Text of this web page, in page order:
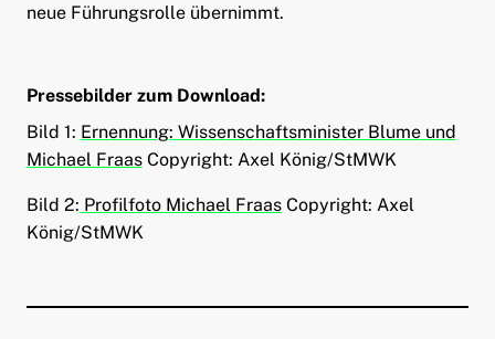
neue Führungsrolle übernimmt.
Pressebilder zum Download:
Bild 1: Ernennung: Wissenschaftsminister Blume und
Michael FraasCopyright: Axel König/StMWK
Bild 2: Profilfoto Michael FraasCopyright: Axel
König/StMWK